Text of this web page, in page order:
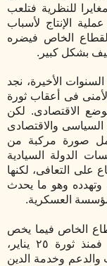
للنظرية فتلعب
الإنتاج لأسباب
الخاص فيضره
بشكل كبير.
الأخيرة، نجد
فى أعقاب ثورة
الاقتصادى. لكن
والاقتصادى
صورة مركبة من
الدولة السيادية
على التعافى، لكنها
وتهدده وهو ما يحدث
العسكرية.
الخاص فيما يخص
الحصول على التمويل من البنوك المحلية. فمنذ ثورة ٢٥ يناير،
وخدمة الدين